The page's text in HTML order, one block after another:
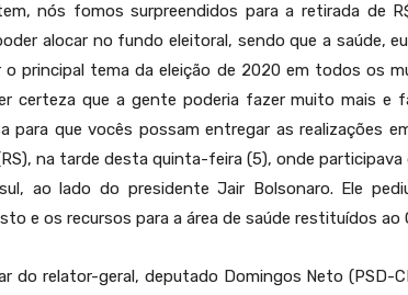
nós fomos surpreendidos para a retirada de
alocar no fundo eleitoral, sendo que a saúde,
o principal tema da eleição de 2020 em todos os
certeza que a gente poderia fazer muito mais e
para que vocês possam entregar as realizações
na tarde desta quinta-feira (5), onde participava
ao lado do presidente Jair Bolsonaro. Ele
e os recursos para a área de saúde restituídos ao
do relator-geral, deputado Domingos Neto (PSD-